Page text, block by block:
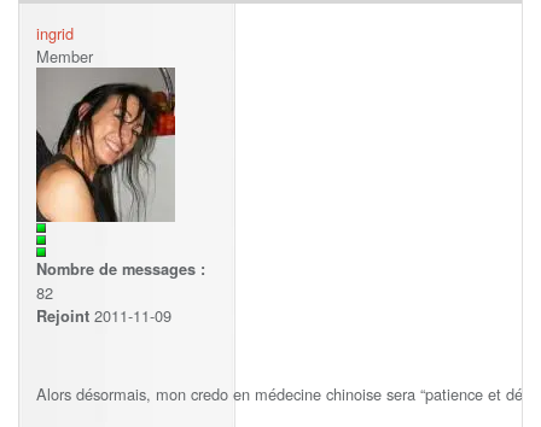
ingrid
Member
Nombre de messages :
82
Rejoint 2011-11-09
Alors désormais, mon credo en médecine chinoise sera “patience et